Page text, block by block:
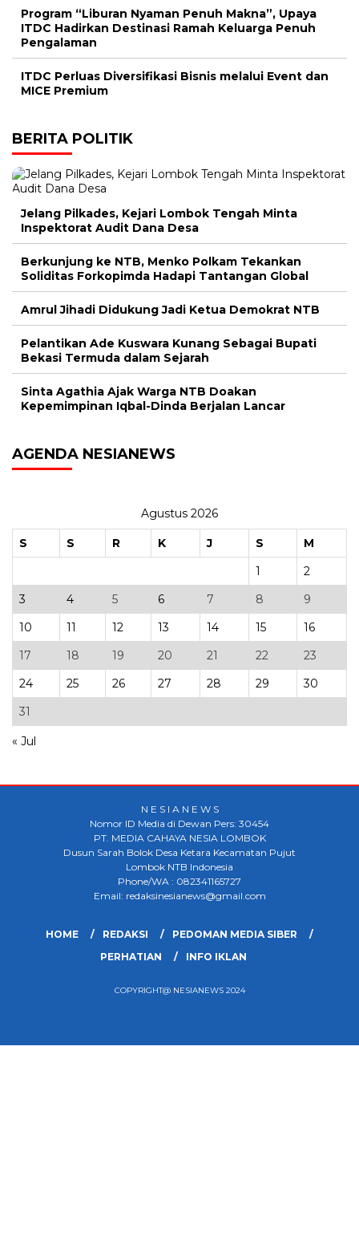
Program “Liburan Nyaman Penuh Makna”, Upaya
ITDC Hadirkan Destinasi Ramah Keluarga Penuh
Pengalaman
ITDC Perluas Diversifikasi Bisnis melalui Event dan
MICE Premium
BERITA POLITIK
Jelang Pilkades, Kejari Lombok Tengah Minta
Inspektorat Audit Dana Desa
Berkunjung ke NTB, Menko Polkam Tekankan
Soliditas Forkopimda Hadapi Tantangan Global
Amrul Jihadi Didukung Jadi Ketua Demokrat NTB
Pelantikan Ade Kuswara Kunang Sebagai Bupati
Bekasi Termuda dalam Sejarah
Sinta Agathia Ajak Warga NTB Doakan
Kepemimpinan Iqbal-Dinda Berjalan Lancar
AGENDA NESIANEWS
Agustus 2026
S S R K J S
M
1
2
3
4 5 6 7 8
9
10
11 12 13 14 15
16
17
18 19 20 21 22
23
24
25 26 27 28 29
30
31
« Jul
N E S I A N E W S
Nomor ID Media di Dewan Pers: 30454
PT. MEDIA CAHAYA NESIA LOMBOK
Dusun Sarah Bolok Desa Ketara Kecamatan Pujut
Lombok NTB Indonesia
Phone/WA : 082341165727
Email: redaksinesianews@gmail.com
HOME REDAKSI
PEDOMAN MEDIA SIBER
PERHATIAN
INFO IKLAN
COPYRIGHT@ NESIANEWS 2024